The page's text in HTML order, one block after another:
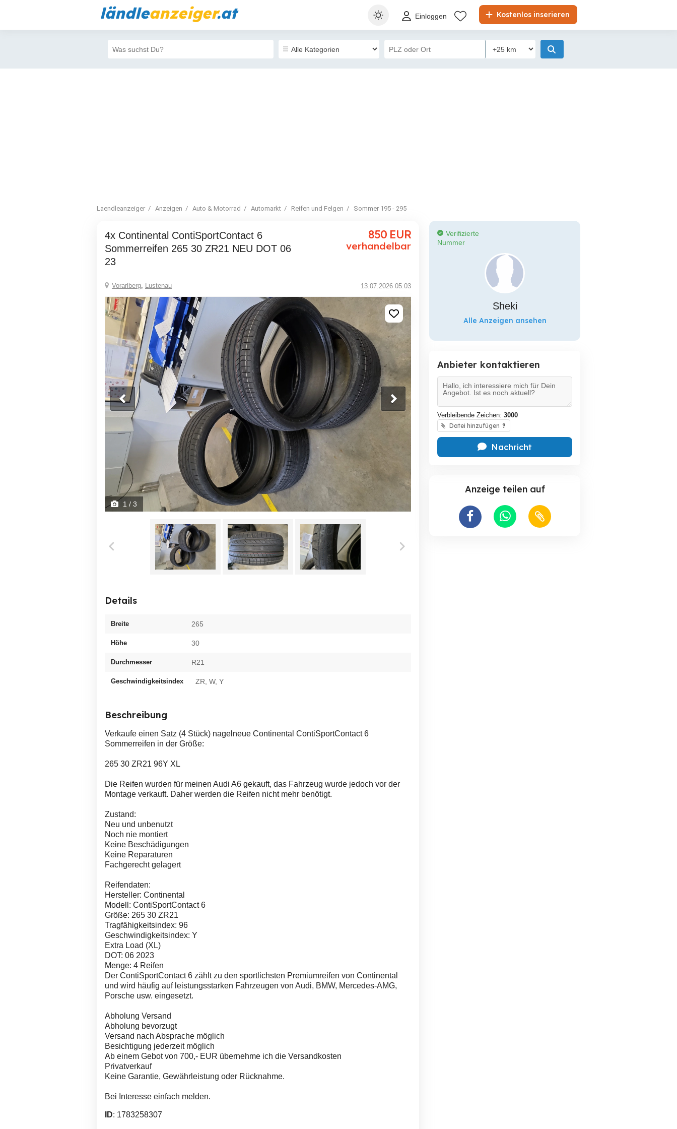
ländleanzeiger.at Kostenlos inserieren
Einloggen
Laendleanzeiger Anzeigen Auto & Motorrad Automarkt Reifen und Felgen Sommer 195 - 295
4x Continental ContiSportContact 6
Sommerreifen 265 30 ZR21 NEU DOT 06
23
850 EUR
verhandelbar
Vorarlberg, Lustenau 13.07.2026 05:03
1 / 3
Details
Breite 265
Höhe 30
Durchmesser R21
Geschwindigkeitsindex ZR, W, Y
Beschreibung
Verkaufe einen Satz (4 Stück) nagelneue Continental ContiSportContact 6
Sommerreifen in der Größe:
265 30 ZR21 96Y XL
Die Reifen wurden für meinen Audi A6 gekauft, das Fahrzeug wurde jedoch vor der
Montage verkauft. Daher werden die Reifen nicht mehr benötigt.
Zustand:
Neu und unbenutzt
Noch nie montiert
Keine Beschädigungen
Keine Reparaturen
Fachgerecht gelagert
Reifendaten:
Hersteller: Continental
Modell: ContiSportContact 6
Größe: 265 30 ZR21
Tragfähigkeitsindex: 96
Geschwindigkeitsindex: Y
Extra Load (XL)
DOT: 06 2023
Menge: 4 Reifen
Der ContiSportContact 6 zählt zu den sportlichsten Premiumreifen von Continental
und wird häufig auf leistungsstarken Fahrzeugen von Audi, BMW, Mercedes-AMG,
Porsche usw. eingesetzt.
Abholung Versand
Abholung bevorzugt
Versand nach Absprache möglich
Besichtigung jederzeit möglich
Ab einem Gebot von 700,- EUR übernehme ich die Versandkosten
Privatverkauf
Keine Garantie, Gewährleistung oder Rücknahme.
Bei Interesse einfach melden.
ID: 1783258307
Verifizierte
Nummer
Sheki
Alle Anzeigen ansehen
Anbieter kontaktieren
Verbleibende Zeichen: 3000
Datei hinzufügen ?
Nachricht
Anzeige teilen auf